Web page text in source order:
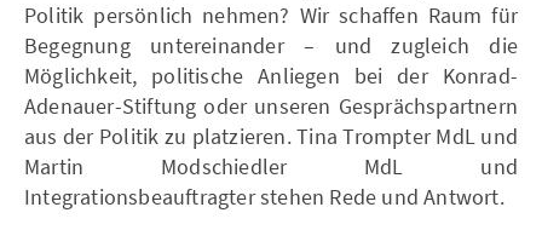
Politik persönlich nehmen? Wir schaffen Raum für
Begegnung untereinander – und zugleich die
Möglichkeit, politische Anliegen bei der Konrad-
Adenauer-Stiftung oder unseren Gesprächspartnern
aus der Politik zu platzieren. Tina Trompter MdL und
Martin Modschiedler MdL und
Integrationsbeauftragter stehen Rede und Antwort.